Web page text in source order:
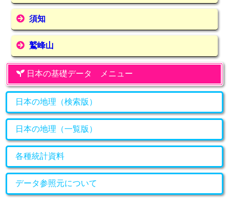
須知
鷲峰山
日本の基礎データ メニュー
日本の地理（検索版）
日本の地理（一覧版）
各種統計資料
データ参照元について